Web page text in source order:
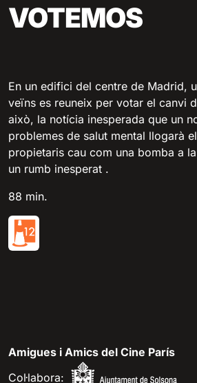
VOTEMOS
En un edifici del centre de Madrid,
veïns es reuneix per votar el canvi
això, la notícia inesperada que un
problemes de salut mental llogarà
propietaris cau com una bomba a
un rumb inesperat .
88 min.
Amigues i Amics del Cine París
Col·labora: